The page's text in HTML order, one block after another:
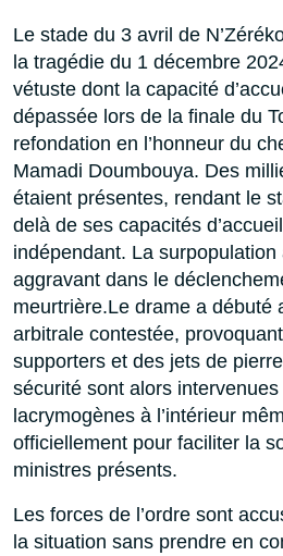
Le stade du 3 avril de
la tragédie du 1 décembre
vétuste dont la capacité
dépassée lors de la finale du
refondation en l’honneur du
Mamadi Doumbouya. Des
étaient présentes, rendant le
delà de ses capacités
indépendant. La
aggravant dans le
meurtrière.Le drame a débuté
arbitrale contestée,
supporters et des jets de
sécurité sont alors
lacrymogènes à l’intérieur
officiellement pour faciliter la
ministres présents.
Les forces de l’ordre sont
la situation sans prendre en